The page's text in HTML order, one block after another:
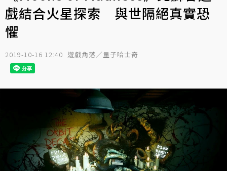
戲結合火星探索 與世隔絕真實恐
懼
2019-10-16 12:40 遊戲角落／量子哈士奇